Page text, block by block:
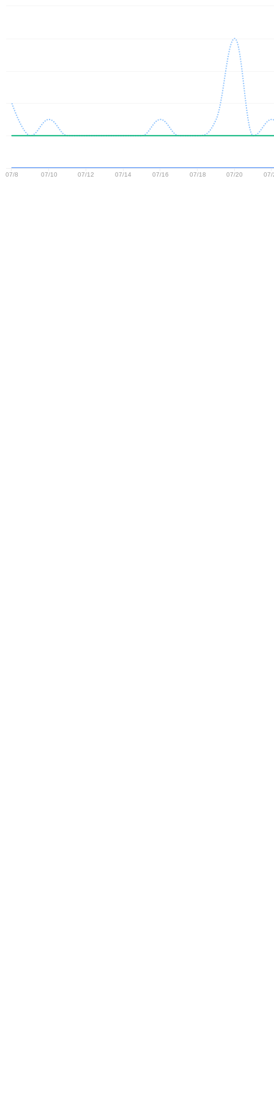
07/8 07/10 07/12 07/14 07/16 07/18 07/20 07/